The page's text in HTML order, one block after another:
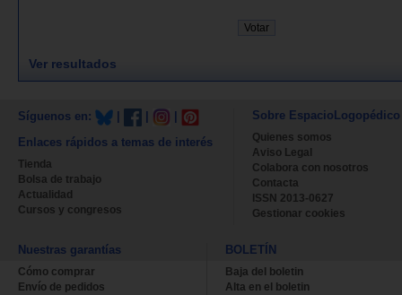
Ver resultados
Síguenos en:
Enlaces rápidos a temas de interés
Tienda
Bolsa de trabajo
Actualidad
Cursos y congresos
Sobre EspacioLogopédico
Quienes somos
Aviso Legal
Colabora con nosotros
Contacta
ISSN 2013-0627
Gestionar cookies
Nuestras garantías
Cómo comprar
Envío de pedidos
BOLETÍN
Baja del boletin
Alta en el boletin